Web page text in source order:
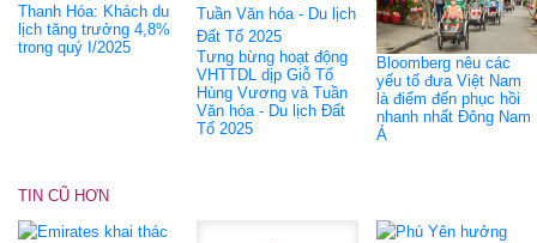
Thanh Hóa: Khách du
lịch tăng trưởng 4,8%
trong quý I/2025
Tưng bừng hoạt động
VHTTDL dịp Giỗ Tổ
Hùng Vương và Tuần
Văn hóa - Du lịch Đất
Tổ 2025
Bloomberg nêu các
yếu tố đưa Việt Nam
là điểm đến phục hồi
nhanh nhất Đông Nam
Á
TIN CŨ HƠN